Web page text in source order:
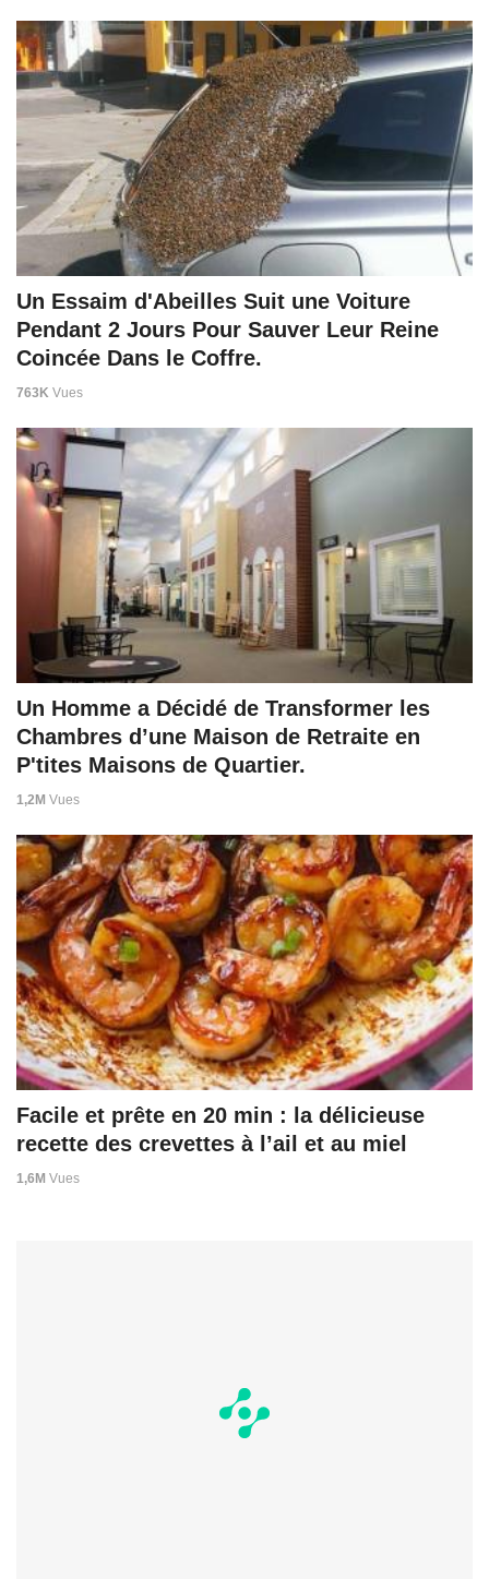
Un Essaim d'Abeilles Suit une Voiture
Pendant 2 Jours Pour Sauver Leur Reine
Coincée Dans le Coffre.
763K Vues
Un Homme a Décidé de Transformer les
Chambres d’une Maison de Retraite en
P'tites Maisons de Quartier.
1,2M Vues
Facile et prête en 20 min : la délicieuse
recette des crevettes à l’ail et au miel
1,6M Vues